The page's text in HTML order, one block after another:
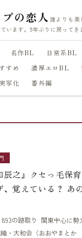
の恋人 誰よりも
います。9年ぶりに戻ってき
名作BL 日常系BL
すめ 濃厚エロBL
写化 番外編
辰之』クセっ毛保
、覚えている？ あ
の跡取り 関東中心に勢
・大和会（おおやまとか